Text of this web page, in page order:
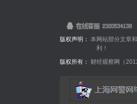
版权声明： 本网站部分文章
利！
版权所有：
财经观察网（